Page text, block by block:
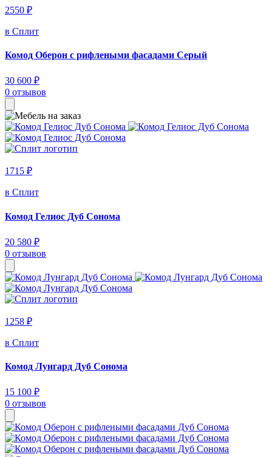
2550 ₽
в Сплит
Комод Оберон с рифлеными фасадами Серый
30 600 ₽
0 отзывов
1715 ₽
в Сплит
Комод Гелиос Дуб Сонома
20 580 ₽
0 отзывов
1258 ₽
в Сплит
Комод Лунгард Дуб Сонома
15 100 ₽
0 отзывов